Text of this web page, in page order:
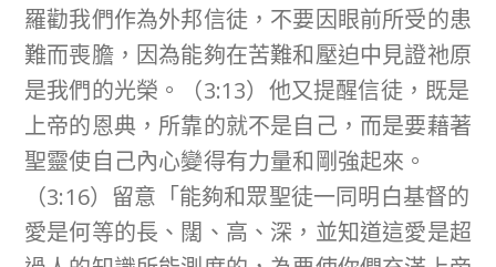
羅勸我們作為外邦信徒，不要因眼前所受的患
難而喪膽，因為能夠在苦難和壓迫中見證祂原
是我們的光榮。（3:13）他又提醒信徒，既是
上帝的恩典，所靠的就不是自己，而是要藉著
聖靈使自己內心變得有力量和剛強起來。
（3:16）留意「能夠和眾聖徒一同明白基督的
愛是何等的長、闊、高、深，並知道這愛是超